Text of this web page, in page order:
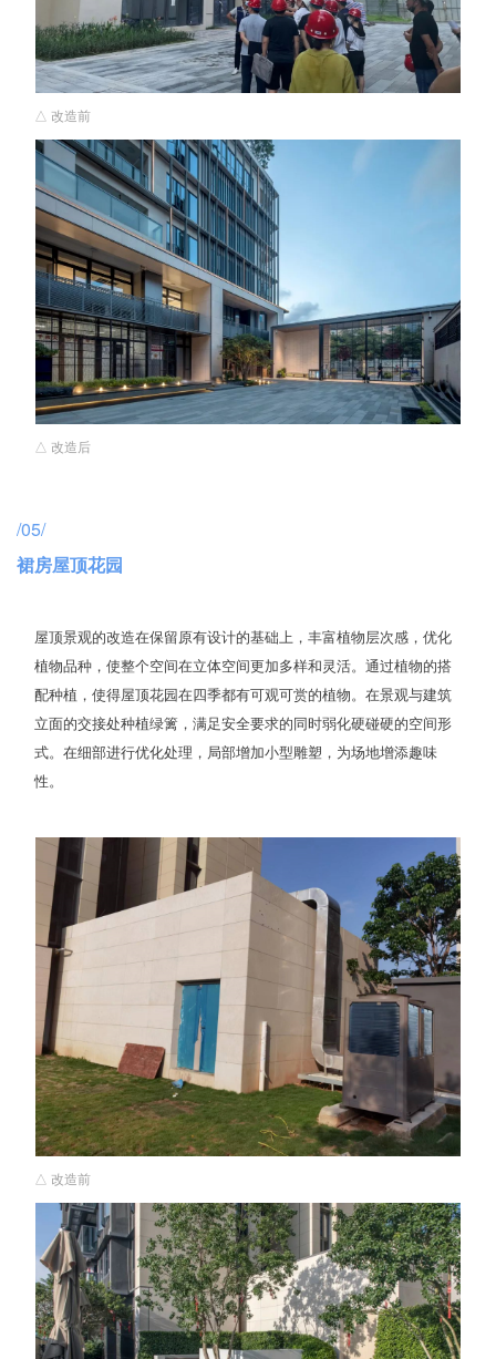
△ 改造前
△ 改造后
/05/
裙房屋顶花园
屋顶景观的改造在保留原有设计的基础上，丰富植物层次感，优化
植物品种，使整个空间在立体空间更加多样和灵活。通过植物的搭
配种植，使得屋顶花园在四季都有可观可赏的植物。在景观与建筑
立面的交接处种植绿篱，满足安全要求的同时弱化硬碰硬的空间形
式。在细部进行优化处理，局部增加小型雕塑，为场地增添趣味
性。
△ 改造前